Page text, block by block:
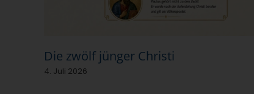
Die zwölf jünger Christi
4. Juli 2026